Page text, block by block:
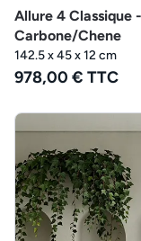
Allure 4 Classique
Carbone/Chene
142.5 x 45 x 12 cm
978,00 € TTC